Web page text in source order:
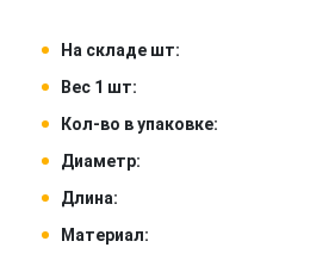
На складе шт:
Вес 1 шт:
Кол-во в упаковке:
Диаметр:
Длина:
Материал: